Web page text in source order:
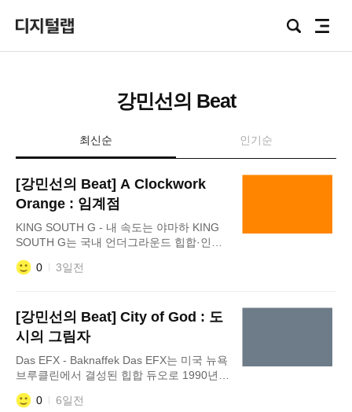
Focus
Lab
검
전
강민선의 Beat
최신순 인기순
[강민선의 Beat] A Clockwork
Orange : 임계점
KING SOUTH G - 내 속도는 야마하 KING
SOUTH G는 국내 언더그라운드 힙합·인터
넷 기반 음악 신(Scene)에서 활동하는 아티
스트다. 음원 플랫폼을 중심으로 작품을 발
0 3일전
[강민선의 Beat] City of God : 도
시의 그림자
Das EFX - Baknaffek Das EFX는 미국 뉴욕
브루클린에서 결성된 힙합 듀오로 1990년대
초반 이스트코스트 힙합의 황금기를 대표하
는 그룹 가운데 하나다. 1992년 데뷔 앨범
0 6일전